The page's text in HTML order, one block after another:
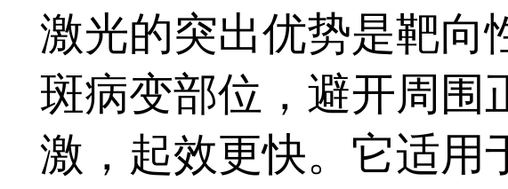
在医
参数
激光的突出优势是靶向
斑病变部位，避开周围
激，起效更快。它适用